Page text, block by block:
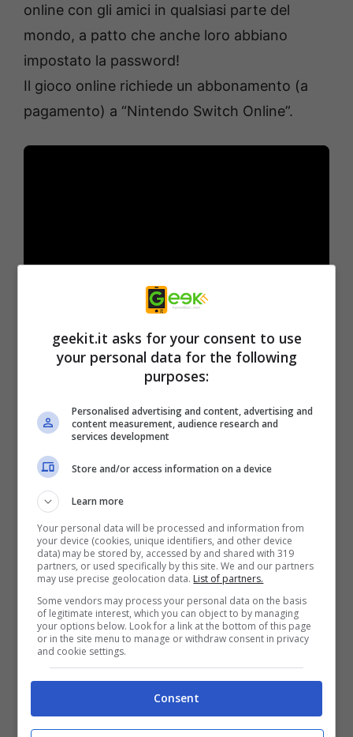
online con gli amici in qualsiasi parte del
mondo, a patto che anche loro abbiano
impostato la password!
Il gioco online richiede un abbonamento (a
pagamento) a “Nintendo Switch Online”.
Ma non è tutto! Puzzle Bobble Everybubble!
include anche un crossover di gioco molto
PUZZLE BOBBLE VS SPACE
INVADERS, perfetto per celebrare il 45°
anniversario di uno dei giochi che ha fatto la
storia degli arcade e, a onor del vero, gran
parte della nostra infanzia. In questa
modalità, i giocatori cercano di cancellare gli
Invasori incapsulati nella bolla impilando tre o
più bolle dello stesso colore insieme, evitando
i colpi degli Invasori. Le bolle possono essere
sparate solo verso l’alto, quindi i giocatori
devono muovere i loro personaggi a sinistra
ea destra, proprio come nel gioco arcade
universalmente amato.
geekit.it asks for your consent to use
your personal data for the following
purposes:
Personalised advertising and content, advertising and
content measurement, audience research and
services development
Store and/or access information on a device
Learn more
Your personal data will be processed and information from
your device (cookies, unique identifiers, and other device
data) may be stored by, accessed by and shared with 319
partners, or used specifically by this site. We and our partners
may use precise geolocation data. List of partners.
Some vendors may process your personal data on the basis
of legitimate interest, which you can object to by managing
your options below. Look for a link at the bottom of this page
or in the site menu to manage or withdraw consent in privacy
and cookie settings.
Consent